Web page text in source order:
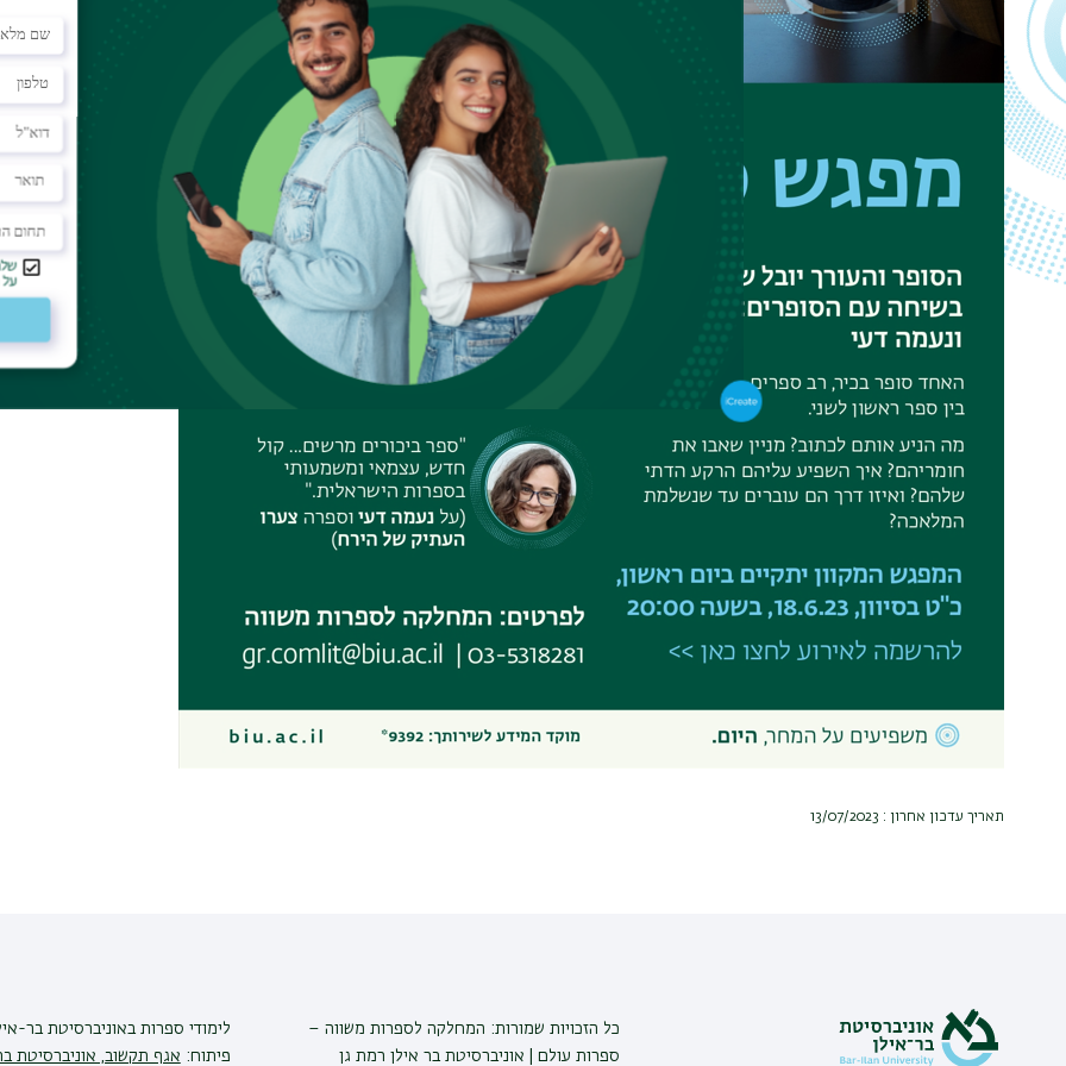
תאריך עדכון אחרון : 13/07/2023
כל הזכויות שמורות: המחלקה לספרות משווה –
ספרות עולם | אוניברסיטת בר אילן רמת גן
לימודי ספרותבאוניברסיטת בר-
פיתוח: אגף תקשוב, אוניברסיטת